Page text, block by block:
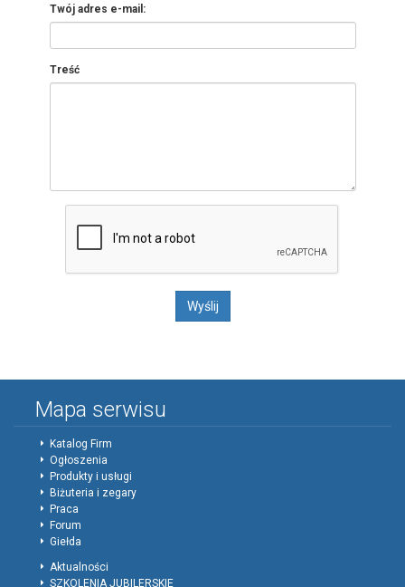
Twój adres e-mail:
Treść
Mapa serwisu
Katalog Firm
Ogłoszenia
Produkty i usługi
Biżuteria i zegary
Praca
Forum
Giełda
Aktualności
SZKOLENIA JUBILERSKIE